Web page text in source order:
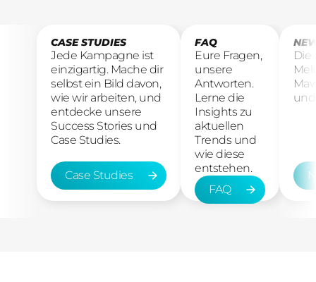
CASE STUDIES
Jede Kampagne ist
einzigartig. Mache dir
selbst ein Bild davon,
wie wir arbeiten, und
entdecke unsere
Success Stories und
Case Studies.
Case Studies
Case Studies
FAQ
Eure Fragen,
unsere
Antworten.
Lerne die
Insights zu
aktuellen
Trends und
wie diese
entstehen.
FAQ
FAQ
Die